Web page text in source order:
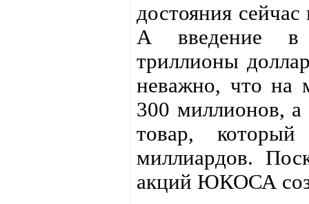
достояния
А введение в
триллионы
неважно, что на
300 миллионов, а
товар,
миллиардов.
акций ЮКОСА